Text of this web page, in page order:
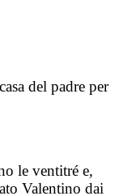
del padre per
le ventitré e,
Valentino dai